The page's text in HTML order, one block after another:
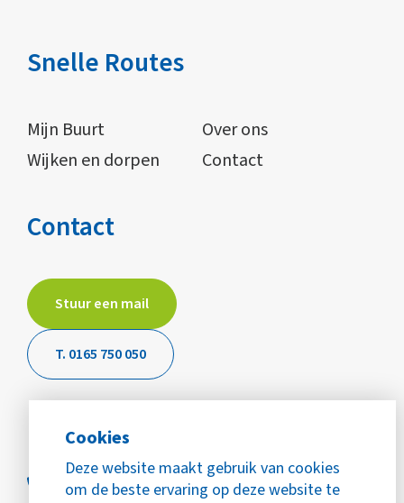
Cookies
Deze website maakt gebruik van cookies
om de beste ervaring op deze website te
Snelle Routes
Mijn Buurt
Over ons
Wijken en dorpen
Contact
Contact
Stuur een mail
T. 0165 750 050